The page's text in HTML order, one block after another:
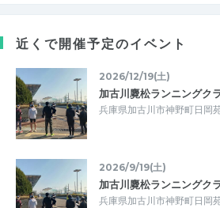
近くで開催予定のイベント
2026/12/19(土)
加古川麑松ランニングク
兵庫県加古川市神野町日岡
2026/9/19(土)
加古川麑松ランニングク
兵庫県加古川市神野町日岡